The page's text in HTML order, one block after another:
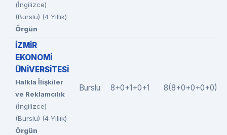
(İngilizce)
(Burslu) (4 Yıllık)
Örgün
İZMİR
EKONOMİ
ÜNİVERSİTESİ
Halkla İlişkiler
ve Reklamcılık
(İngilizce)
(Burslu) (4 Yıllık)
Örgün
Burslu 8+0+1+0+1 8(8+0+0+0+0)